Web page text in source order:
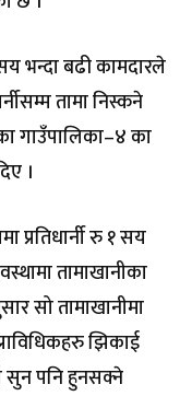
भन्दा बढी कामदारले
तामा निस्कने
गाउँपालिका–४ का
।
प्रतिधार्नी रु १ सय
तामाखानीका
सो तामाखानीमा
झिकाई
सुन पनि हुनसक्ने